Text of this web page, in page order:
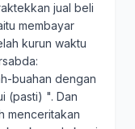
jual beli
membayar
kurun waktu
buahan dengan
(pasti) ". Dan
menceritakan